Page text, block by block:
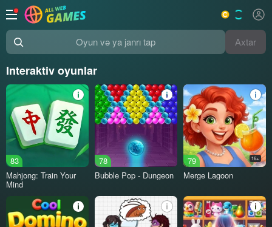
Oyun və ya janrı tap Axtar
Interaktiv oyunlar
83
Mahjong: Train Your
Mind
78
Bubble Pop - Dungeon
79 16+
Merge Lagoon